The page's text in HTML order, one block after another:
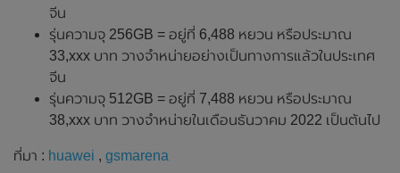
จีน
รุ่นความจุ 256GB = อยู่ที่ 6,488 หยวน หรือประมาณ
33,xxx บาท วางจำหน่ายอย่างเป็นทางการแล้วในประเทศ
จีน
รุ่นความจุ 512GB = อยู่ที่ 7,488 หยวน หรือประมาณ
38,xxx บาท วางจำหน่ายในเดือนธันวาคม 2022 เป็นต้นไป
ที่มา : huawei , gsmarena